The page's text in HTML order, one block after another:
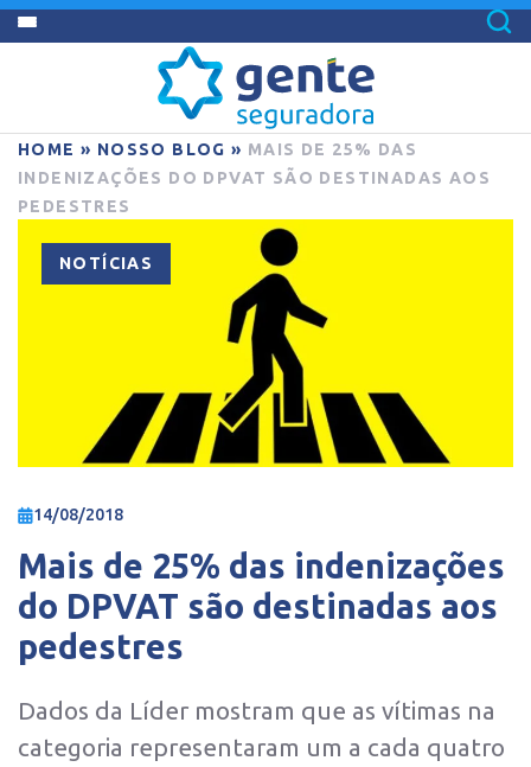
HOME » NOSSO BLOG » MAIS DE 25% DAS
INDENIZAÇÕES DO DPVAT SÃO DESTINADAS AOS
PEDESTRES
NOTÍCIAS
14/08/2018
Mais de 25% das indenizações
do DPVAT são destinadas aos
pedestres
Dados da Líder mostram que as vítimas na
categoria representaram um a cada quatro